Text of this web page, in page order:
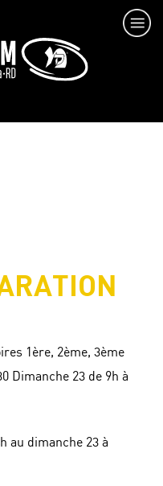
1ère, 2ème, 3ème
Dimanche 23 de 9h à
au dimanche 23 à